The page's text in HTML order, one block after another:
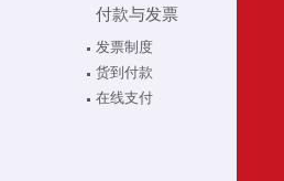
付款与发票
发票制度
货到付款
在线支付